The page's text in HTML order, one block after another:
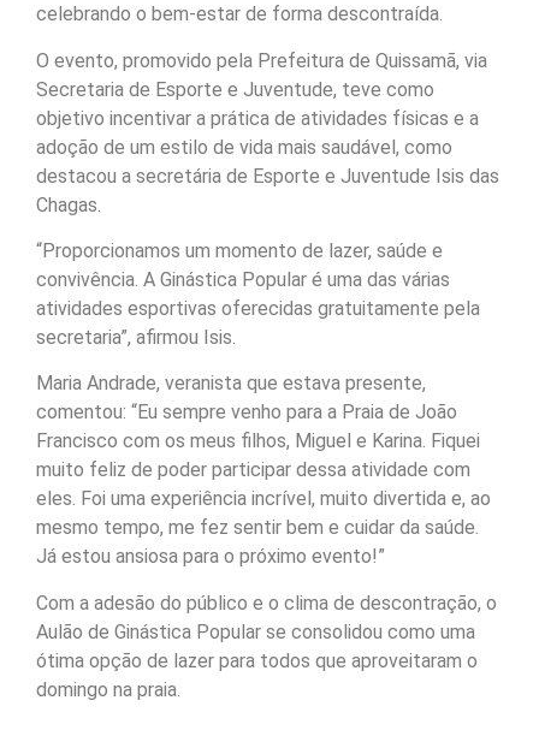
celebrando o bem-estar de forma descontraída.
O evento, promovido pela Prefeitura de Quissamã, via
Secretaria de Esporte e Juventude, teve como
objetivo incentivar a prática de atividades físicas e a
adoção de um estilo de vida mais saudável, como
destacou a secretária de Esporte e Juventude Isis das
Chagas.
“Proporcionamos um momento de lazer, saúde e
convivência. A Ginástica Popular é uma das várias
atividades esportivas oferecidas gratuitamente pela
secretaria”, afirmou Isis.
Maria Andrade, veranista que estava presente,
comentou: “Eu sempre venho para a Praia de João
Francisco com os meus filhos, Miguel e Karina. Fiquei
muito feliz de poder participar dessa atividade com
eles. Foi uma experiência incrível, muito divertida e, ao
mesmo tempo, me fez sentir bem e cuidar da saúde.
Já estou ansiosa para o próximo evento!”
Com a adesão do público e o clima de descontração, o
Aulão de Ginástica Popular se consolidou como uma
ótima opção de lazer para todos que aproveitaram o
domingo na praia.